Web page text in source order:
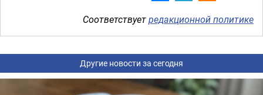
Соответствуетредакционной политике
Другие новости за сегодня